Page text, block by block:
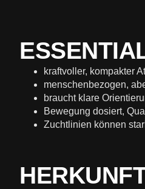
kraftvoller, kompakter
menschenbezogen,
braucht klare
Bewegung dosiert,
Zuchtlinien können